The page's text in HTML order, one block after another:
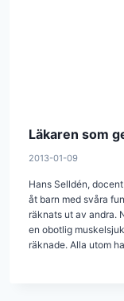
Läkaren som
2013-01-09
Hans Selldén,
åt barn med svåra
räknats ut av andra.
en obotlig
räknade. Alla utom